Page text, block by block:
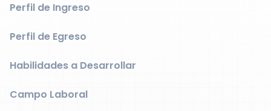
Perfil de Ingreso
Perfil de Egreso
Habilidades a Desarrollar
Campo Laboral